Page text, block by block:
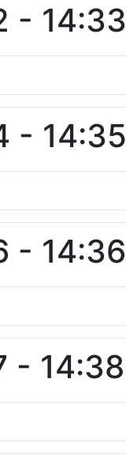
- 14:33
- 14:35
- 14:36
- 14:38